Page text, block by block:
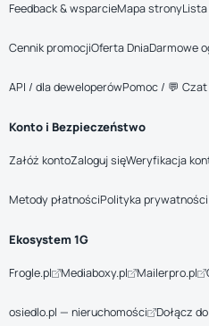
Feedback & wsparcieMapa strony
Cennik promocjiOferta DniaDarmowe
API / dla deweloperówPomoc / 💬
Konto i Bezpieczeństwo
Załóż kontoZaloguj sięWeryfikacja
Metody płatnościPolityka prywatności
Ekosystem 1G
Frogle.pl Mediaboxy.pl Mailerpro.pl
osiedlo.pl — nieruchomości Dołącz